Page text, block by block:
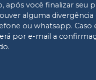
após você finalizar seu
alguma
ou whatsapp.
por e-mail a